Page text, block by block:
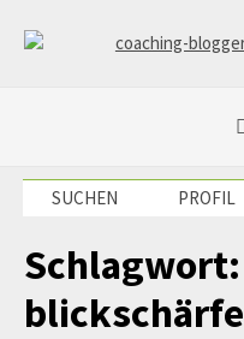
zum
Schlagwort:
blickschärfe
SUCHEN PROFIL